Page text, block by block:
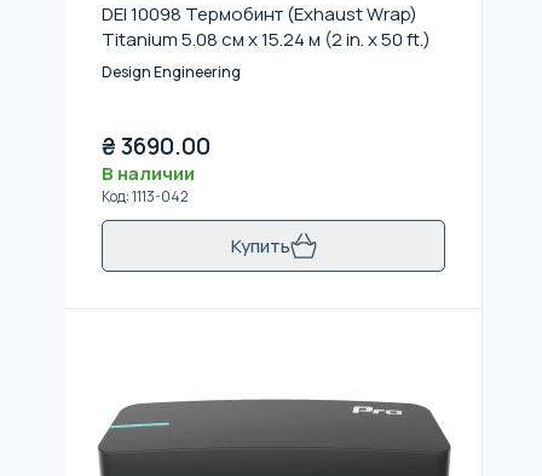
DEI 10098 Термобинт (Exhaust Wrap)
Titanium 5.08 см x 15.24 м (2 in. x 50 ft.)
Design Engineering
₴3690.00
В наличии
Код:1113-042
Купить